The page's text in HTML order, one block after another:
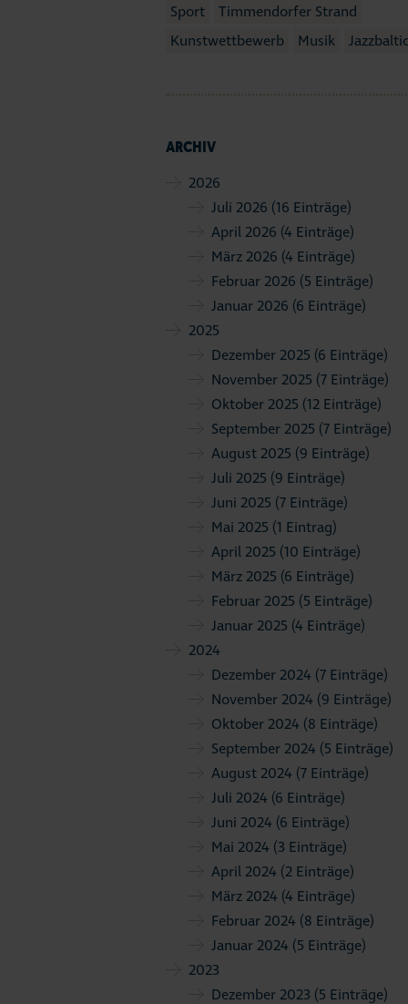
Sport
Timmendorfer Strand
Kunstwettbewerb
Musik
ARCHIV
2026
Juli 2026 (16 Einträge)
April 2026 (4 Einträge)
März 2026 (4 Einträge)
Februar 2026 (5 Einträge)
Januar 2026 (6 Einträge)
2025
Dezember 2025 (6 Einträge)
November 2025 (7 Einträge)
Oktober 2025 (12 Einträge)
September 2025 (7 Einträge)
August 2025 (9 Einträge)
Juli 2025 (9 Einträge)
Juni 2025 (7 Einträge)
Mai 2025 (1 Eintrag)
April 2025 (10 Einträge)
März 2025 (6 Einträge)
Februar 2025 (5 Einträge)
Januar 2025 (4 Einträge)
2024
Dezember 2024 (7 Einträge)
November 2024 (9 Einträge)
Oktober 2024 (8 Einträge)
September 2024 (5 Einträge)
August 2024 (7 Einträge)
Juli 2024 (6 Einträge)
Juni 2024 (6 Einträge)
Mai 2024 (3 Einträge)
April 2024 (2 Einträge)
März 2024 (4 Einträge)
Februar 2024 (8 Einträge)
Januar 2024 (5 Einträge)
2023
Dezember 2023 (5 Einträge)